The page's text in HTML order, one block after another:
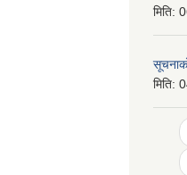
मिति:
मिति: